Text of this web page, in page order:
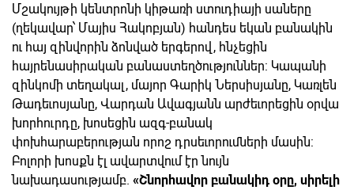
Մշակույթի կենտրոնի կիթառի ստուդիայի սաները
(ղեկավար՝ Մայիս Հակոբյան) հանդես եկան բանակին
ու հայ զինվորին ձոնված երգերով, հնչեցին
հայրենասիրական բանաստեղծություններ: Կապանի
զինկոմի տեղակալ, մայոր Գարիկ Ներսիսյանը, Կառլեն
Թադեւոսյանը, Վարդան Ավագյանն արժեւորեցին օրվա
խորհուրդը, խոսեցին ազգ-բանակ
փոխհարաբերության որոշ դրսեւորումների մասին:
Բոլորի խոսքն էլ ավարտվում էր նույն
նախադասությամբ. «Շնորհավոր բանակիդ օրը, սիրելի